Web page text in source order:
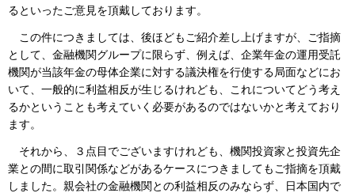
るといったご意見を頂戴しております。
この件につきましては、後ほどもご紹介差し上げますが、ご指摘
として、金融機関グループに限らず、例えば、企業年金の運用受託
機関が当該年金の母体企業に対する議決権を行使する局面などにお
いて、一般的に利益相反が生じるけれども、これについてどう考え
るかということも考えていく必要があるのではないかと考えており
ます。
それから、３点目でございますけれども、機関投資家と投資先企
業との間に取引関係などがあるケースにつきましてもご指摘を頂戴
しました。親会社の金融機関との利益相反のみならず、日本国内で